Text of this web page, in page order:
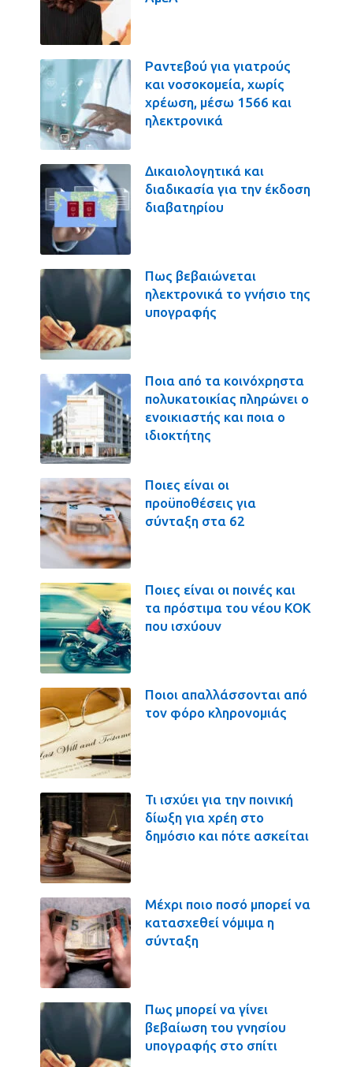
Ραντεβού για γιατρούς
και νοσοκομεία, χωρίς
χρέωση, μέσω 1566 και
ηλεκτρονικά
Δικαιολογητικά και
διαδικασία για την έκδοση
διαβατηρίου
Πως βεβαιώνεται
ηλεκτρονικά το γνήσιο της
υπογραφής
Ποια από τα κοινόχρηστα
πολυκατοικίας πληρώνει ο
ενοικιαστής και ποια ο
ιδιοκτήτης
Ποιες είναι οι
προϋποθέσεις για
σύνταξη στα 62
Ποιες είναι οι ποινές και
τα πρόστιμα του νέου ΚΟΚ
που ισχύουν
Ποιοι απαλλάσσονται από
τον φόρο κληρονομιάς
Τι ισχύει για την ποινική
δίωξη για χρέη στο
δημόσιο και πότε ασκείται
Μέχρι ποιο ποσό μπορεί να
κατασχεθεί νόμιμα η
σύνταξη
Πως μπορεί να γίνει
βεβαίωση του γνησίου
υπογραφής στο σπίτι